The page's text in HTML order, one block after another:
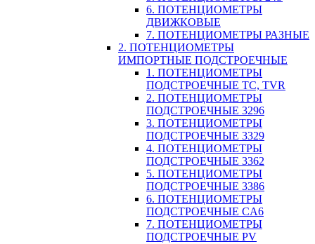
6. ПОТЕНЦИОМЕТРЫ
ДВИЖКОВЫЕ
7. ПОТЕНЦИОМЕТРЫ РАЗНЫЕ
2. ПОТЕНЦИОМЕТРЫ
ИМПОРТНЫЕ ПОДСТРОЕЧНЫЕ
1. ПОТЕНЦИОМЕТРЫ
ПОДСТРОЕЧНЫЕ TC, TVR
2. ПОТЕНЦИОМЕТРЫ
ПОДСТРОЕЧНЫЕ 3296
3. ПОТЕНЦИОМЕТРЫ
ПОДСТРОЕЧНЫЕ 3329
4. ПОТЕНЦИОМЕТРЫ
ПОДСТРОЕЧНЫЕ 3362
5. ПОТЕНЦИОМЕТРЫ
ПОДСТРОЕЧНЫЕ 3386
6. ПОТЕНЦИОМЕТРЫ
ПОДСТРОЕЧНЫЕ CA6
7. ПОТЕНЦИОМЕТРЫ
ПОДСТРОЕЧНЫЕ PV